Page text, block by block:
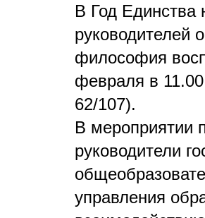
В Год Единства
руководителей
философия
февраля в
62/107).
В мероприятии
руководители
управления